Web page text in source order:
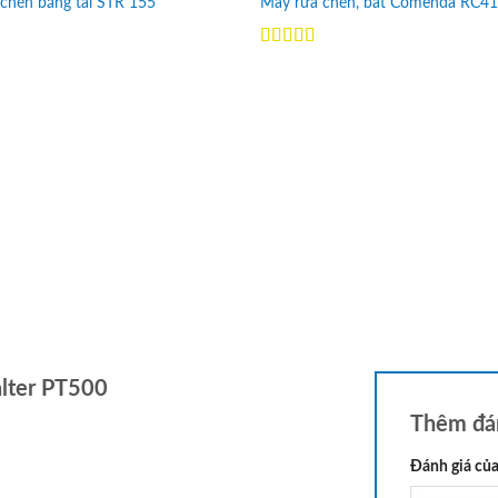
PT500
Thêm
Đánh giá